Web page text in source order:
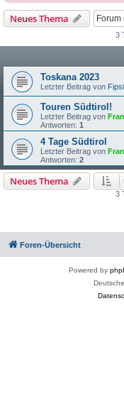
Neues Thema
3
Toskana 2023
Letzter Beitrag von Fipsi
Touren Südtirol!
Letzter Beitrag von
Antworten: 1
4 Tage Südtirol
Letzter Beitrag von
Antworten: 2
Neues Thema
3
Foren-Übersicht
Powered by